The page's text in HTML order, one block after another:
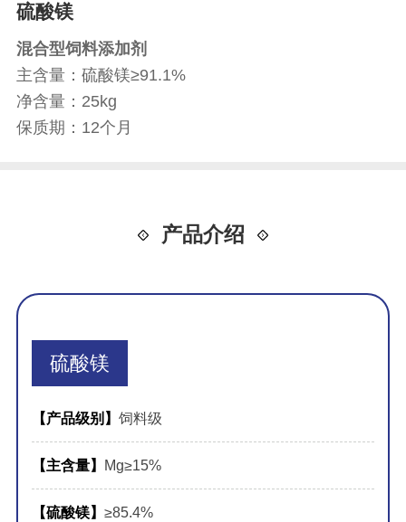
硫酸镁
混合型饲料添加剂
主含量：硫酸镁≥91.1%
净含量：25kg
保质期：12个月
产品介绍
硫酸镁
【产品级别】 饲料级
【主含量】 Mg≥15%
【硫酸镁】 ≥85.4%